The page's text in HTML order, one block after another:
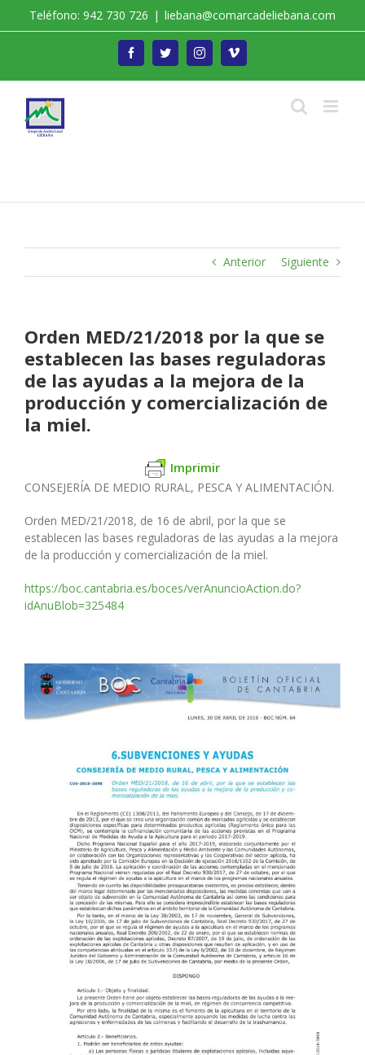
Teléfono: 942 730 726 | liebana@comarcadeliebana.com
FacebookTwitterInstagramVimeo
Anterior Siguiente
Orden MED/21/2018 por la que se
establecen las bases reguladoras
de las ayudas a la mejora de la
producción y comercialización de
la miel.
Imprimir
CONSEJERÍA DE MEDIO RURAL, PESCA Y ALIMENTACIÓN.
Orden MED/21/2018, de 16 de abril, por la que se
establecen las bases reguladoras de las ayudas a la mejora
de la producción y comercialización de la miel.
https://boc.cantabria.es/boces/verAnuncioAction.do?
idAnuBlob=325484